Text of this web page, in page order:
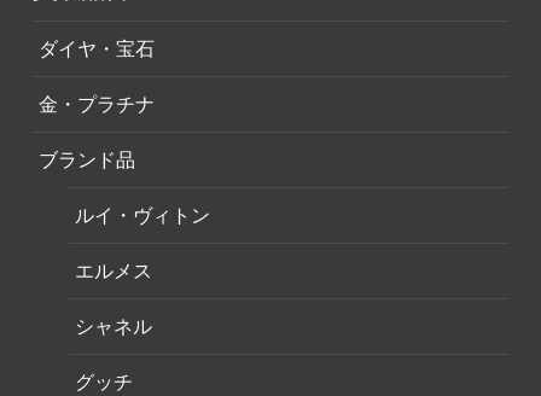
ダイヤ・宝石
金・プラチナ
ブランド品
ルイ・ヴィトン
エルメス
シャネル
グッチ